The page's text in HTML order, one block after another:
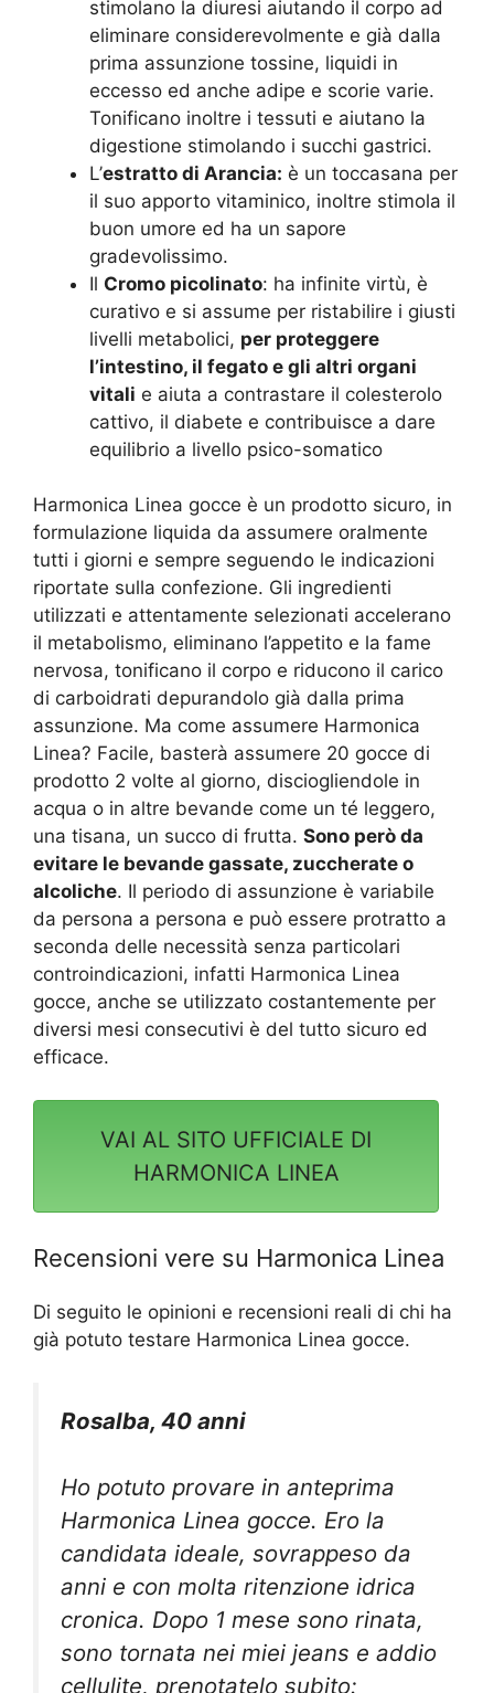
stimolano la diuresi aiutando il corpo ad
eliminare considerevolmente e già dalla
prima assunzione tossine, liquidi in
eccesso ed anche adipe e scorie varie.
Tonificano inoltre i tessuti e aiutano la
digestione stimolando i succhi gastrici.
L’estratto di Arancia: è un toccasana per
il suo apporto vitaminico, inoltre stimola il
buon umore ed ha un sapore
gradevolissimo.
Il Cromo picolinato: ha infinite virtù, è
curativo e si assume per ristabilire i giusti
livelli metabolici, per proteggere
l’intestino, il fegato e gli altri organi
vitali e aiuta a contrastare il colesterolo
cattivo, il diabete e contribuisce a dare
equilibrio a livello psico-somatico
Harmonica Linea gocce è un prodotto sicuro, in
formulazione liquida da assumere oralmente
tutti i giorni e sempre seguendo le indicazioni
riportate sulla confezione. Gli ingredienti
utilizzati e attentamente selezionati accelerano
il metabolismo, eliminano l’appetito e la fame
nervosa, tonificano il corpo e riducono il carico
di carboidrati depurandolo già dalla prima
assunzione. Ma come assumere Harmonica
Linea? Facile, basterà assumere 20 gocce di
prodotto 2 volte al giorno, disciogliendole in
acqua o in altre bevande come un té leggero,
una tisana, un succo di frutta. Sono però da
evitare le bevande gassate, zuccherate o
alcoliche. Il periodo di assunzione è variabile
da persona a persona e può essere protratto a
seconda delle necessità senza particolari
controindicazioni, infatti Harmonica Linea
gocce, anche se utilizzato costantemente per
diversi mesi consecutivi è del tutto sicuro ed
efficace.
VAI AL SITO UFFICIALE DI
HARMONICA LINEA
Recensioni vere su Harmonica Linea
Di seguito le opinioni e recensioni reali di chi ha
già potuto testare Harmonica Linea gocce.
Rosalba, 40 anni
Ho potuto provare in anteprima
Harmonica Linea gocce. Ero la
candidata ideale, sovrappeso da
anni e con molta ritenzione idrica
cronica. Dopo 1 mese sono rinata,
sono tornata nei miei jeans e addio
cellulite, prenotatelo subito: